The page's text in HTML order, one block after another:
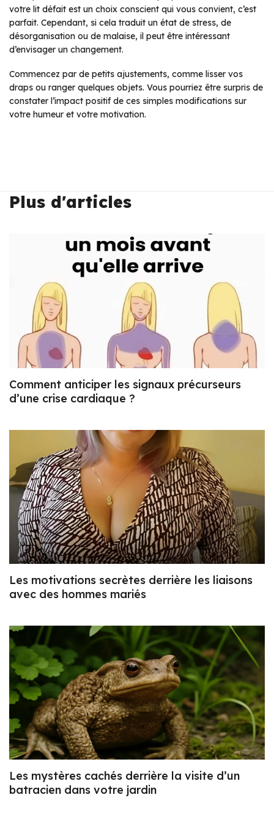
votre lit défait est un choix conscient qui vous convient, c’est
parfait. Cependant, si cela traduit un état de stress, de
désorganisation ou de malaise, il peut être intéressant
d’envisager un changement.
Commencez par de petits ajustements, comme lisser vos
draps ou ranger quelques objets. Vous pourriez être surpris de
constater l’impact positif de ces simples modifications sur
votre humeur et votre motivation.
Plus d'articles
Comment anticiper les signaux précurseurs
d’une crise cardiaque ?
Les motivations secrètes derrière les liaisons
avec des hommes mariés
Les mystères cachés derrière la visite d’un
batracien dans votre jardin